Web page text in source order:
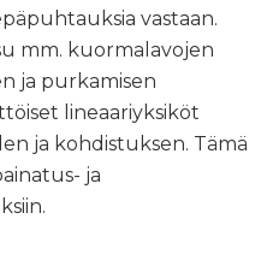
vastaan.
mm. kuormalavojen
ja purkamisen
lineaariyksiköt
ja kohdistuksen. Tämä
ja